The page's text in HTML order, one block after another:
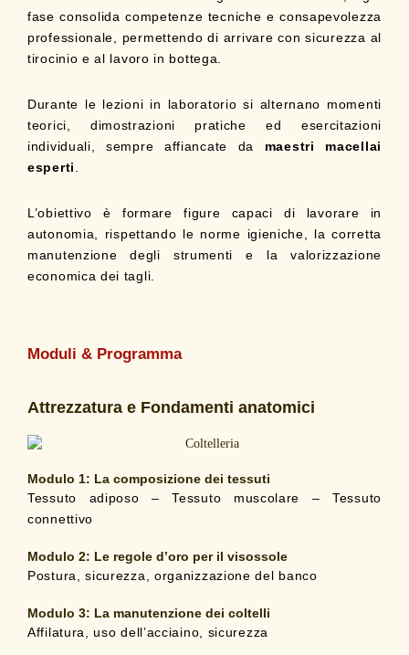
fase consolida competenze tecniche e consapevolezza
professionale, permettendo di arrivare con sicurezza al
tirocinio e al lavoro in bottega.
Durante le lezioni in laboratorio si alternano momenti
teorici, dimostrazioni pratiche ed esercitazioni
individuali, sempre affiancate da maestri macellai
esperti
L’obiettivo è formare figure capaci di lavorare in
autonomia, rispettando le norme igieniche, la corretta
manutenzione degli strumenti e la valorizzazione
economica dei tagli.
Moduli & Programma
Attrezzatura e Fondamenti anatomici
Modulo 1: La composizione dei tessuti
Tessuto adiposo – Tessuto muscolare – Tessuto
connettivo
Modulo 2: Le regole d’oro per il visossole
Postura, sicurezza, organizzazione del banco
Modulo 3: La manutenzione dei coltelli
Affilatura, uso dell’acciaino, sicurezza